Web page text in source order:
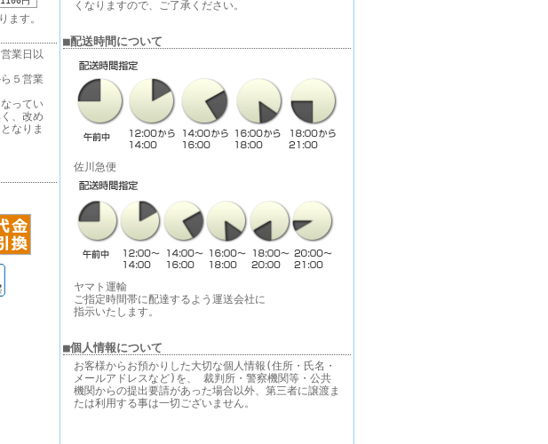
ます。
業日以
５営業
ってい
、改め
なりま
くなりますので、ご了承ください。
■配送時間について
佐川急便
ヤマト運輸
ご指定時間帯に配達するよう運送会社に
指示いたします。
■個人情報について
お客様からお預かりした大切な個人情報(住所・氏名・
メールアドレスなど)を、 裁判所・警察機関等・公共
機関からの提出要請があった場合以外、第三者に譲渡ま
たは利用する事は一切ございません。